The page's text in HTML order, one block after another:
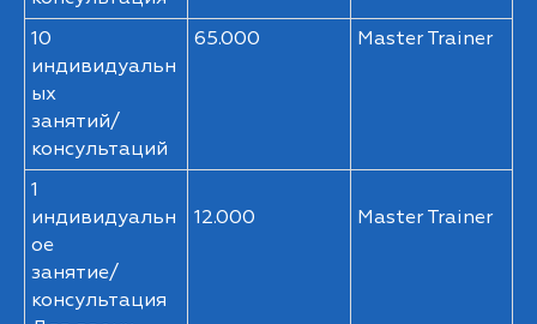
10
индивидуальн
ых
занятий/
консультаций
65.000 Master Trainer
1
индивидуальн
ое
занятие/
консультация
12.000 Master Trainer